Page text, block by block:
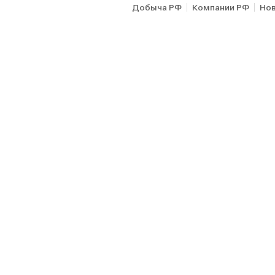
Добыча РФ Компании РФ